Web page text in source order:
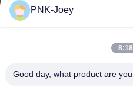
Ηλεκτρονικό
PNK-Joey
Good day, what product are